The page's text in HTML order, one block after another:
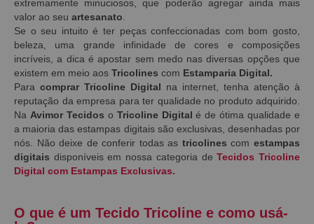
extremamente minuciosos, que poderão agregar ainda mais
valor ao seu artesanato
Se o seu intuito é ter peças confeccionadas com bom gosto,
beleza, uma grande infinidade de cores e composições
incríveis, a dica é apostar sem medo nas diversas opções que
existem em meio aos Tricolines com Estamparia Digital.
Para comprar Tricoline Digital na internet, tenha atenção à
reputação da empresa para ter qualidade no produto adquirido.
Na Avimor Tecidos o Tricoline Digital é de ótima qualidade e
a maioria das estampas digitais são exclusivas, desenhadas por
nós. Não deixe de conferir todas as tricolinescomestampas
digitais disponíveis em nossa categoria deTecidos Tricoline
Digital com Estampas Exclusivas.
O que é um Tecido Tricoline e como usá-